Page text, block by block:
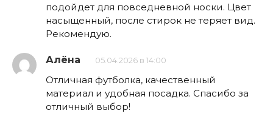
подойдет для повседневной носки. Цвет
насыщенный, после стирок не теряет вид.
Рекомендую.
Алёна 05.04.2026 в 14:00
Отличная футболка, качественный
материал и удобная посадка. Спасибо за
отличный выбор!